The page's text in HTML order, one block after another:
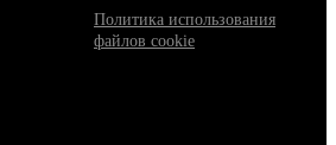
Политика использования
файлов cookie